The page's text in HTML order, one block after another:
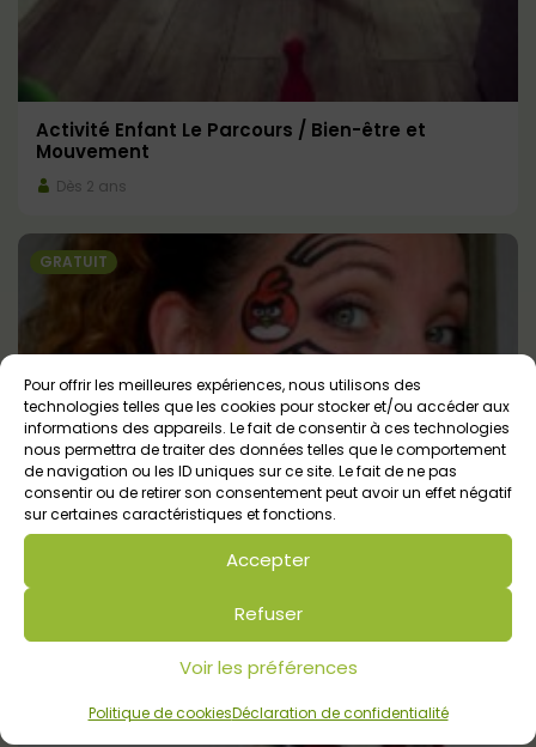
Pour offrir les meilleures expériences, nous utilisons des
technologies telles que les cookies pour stocker et/ou accéder aux
informations des appareils. Le fait de consentir à ces technologies
nous permettra de traiter des données telles que le comportement
de navigation ou les ID uniques sur ce site. Le fait de ne pas
consentir ou de retirer son consentement peut avoir un effet négatif
sur certaines caractéristiques et fonctions.
Accepter
Refuser
Voir les préférences
Politique de cookiesDéclaration de confidentialité
Activité Enfant Le Parcours / Bien-être et
Mouvement
Dès 2 ans
Maquillage Angry bird-tribal
Tout public
GRATUIT